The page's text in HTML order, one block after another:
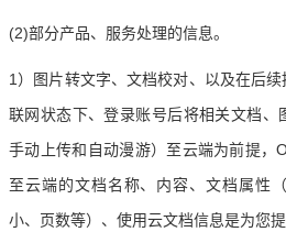
(2)部分产品、服务处理的信息。
1）图片转文字、文档校对、以及在后
联网状态下、登录账号后将相关文档、
手动上传和自动漫游）至云端为前提，
至云端的文档名称、内容、文档属性
小、页数等）、使用云文档信息是为您